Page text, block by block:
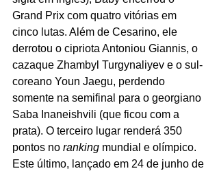
Grand Prix com quatro vitórias em
cinco lutas. Além de Cesarino, ele
derrotou o cipriota Antoniou Giannis, o
cazaque Zhambyl Turgynaliyev e o sul-
coreano Youn Jaegu, perdendo
somente na semifinal para o georgiano
Saba Inaneishvili (que ficou com a
prata). O terceiro lugar renderá 350
pontos no ranking mundial e olímpico.
Este último, lançado em 24 de junho de